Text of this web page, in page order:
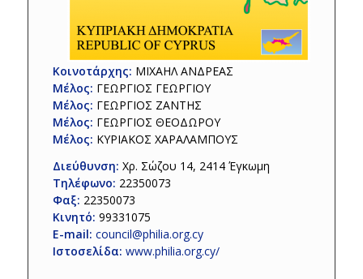
Κοινοτάρχης: ΜΙΧΑΗΛ ΑΝΔΡΕΑΣ
Μέλος: ΓΕΩΡΓΙΟΣ ΓΕΩΡΓΙΟΥ
Μέλος: ΓΕΩΡΓΙΟΣ ΖΑΝΤΗΣ
Μέλος: ΓΕΩΡΓΙΟΣ ΘΕΟΔΩΡΟΥ
Μέλος: ΚΥΡΙΑΚΟΣ ΧΑΡΑΛΑΜΠΟΥΣ
Διεύθυνση: Χρ. Σώζου 14, 2414 Έγκωμη
Τηλέφωνο: 22350073
Φαξ: 22350073
Κινητό: 99331075
E-mail: council@philia.org.cy
Ιστοσελίδα: www.philia.org.cy/